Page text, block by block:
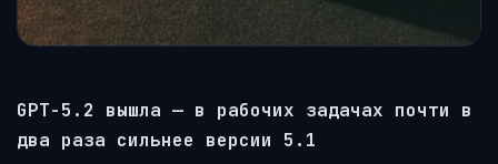
GPT-5.2 вышла — в рабочих задачах почти в
два раза сильнее версии 5.1